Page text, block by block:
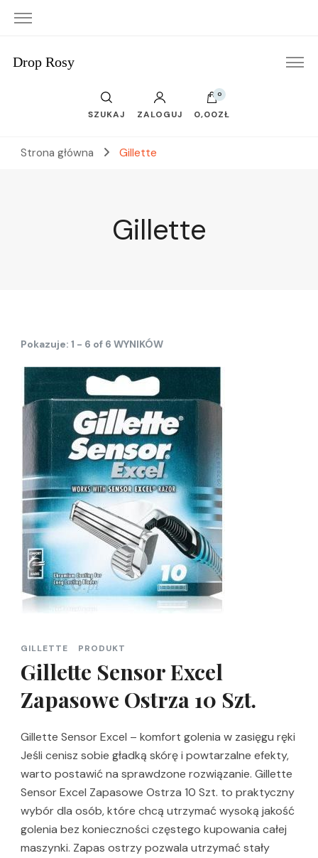
Drop Rosy
SZUKAJ ZALOGUJ
0
0,00ZŁ
Strona główna Gillette
Gillette
Pokazuje: 1 - 6 of 6 WYNIKÓW
GILLETTE PRODUKT
Gillette Sensor Excel
Zapasowe Ostrza 10 Szt.
Gillette Sensor Excel – komfort golenia w zasięgu ręki
Jeśli cenisz sobie gładką skórę i powtarzalne efekty,
warto postawić na sprawdzone rozwiązanie. Gillette
Sensor Excel Zapasowe Ostrza 10 Szt. to praktyczny
wybór dla osób, które chcą utrzymać wysoką jakość
golenia bez konieczności częstego kupowania całej
maszynki. Zapas ostrzy pozwala utrzymać stały